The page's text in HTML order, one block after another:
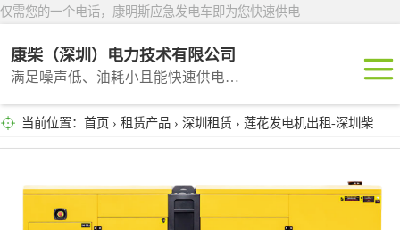
仅需您的一个电话，康明斯应急发电车即为您快速供电
康柴（深圳）电力技术有限公司
满足噪声低、油耗小且能快速供电的租赁产品
当前位置： 首页 › 租赁产品 › 深圳租赁 › 莲花发电机出租-深圳柴油发电机租赁公司
深圳租赁
广州租赁